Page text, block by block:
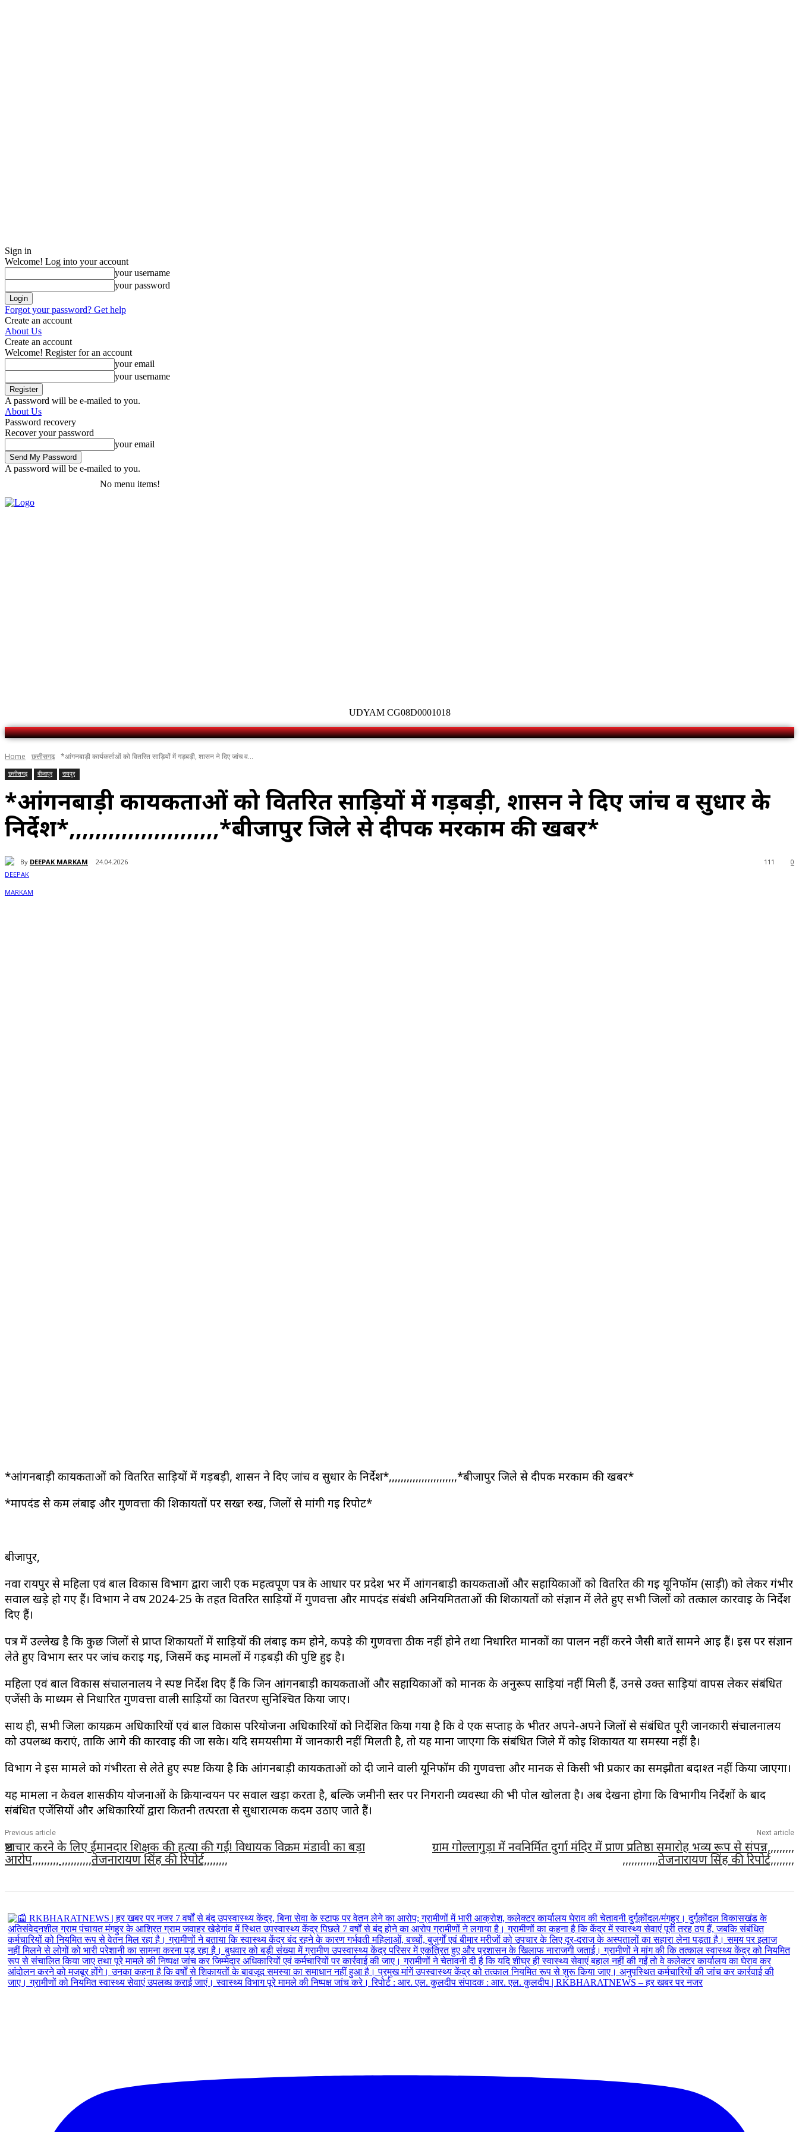
Sign in
Welcome! Log into your account
your username
your password
Forgot your password? Get help
Create an account
About Us
Create an account
Welcome! Register for an account
your email
your username
A password will be e-mailed to you.
About Us
Password recovery
Recover your password
your email
A password will be e-mailed to you.
No menu items!
UDYAM CG08D0001018
No menu items!
Home छत्तीसगढ़ *आंगनबाड़ी कार्यकर्ताओं को वितरित साड़ियों में गड़बड़ी, शासन ने दिए जांच व...
छत्तीसगढ़ बीजापुर रायपुर
*आंगनबाड़ी कार्यकर्ताओं को वितरित साड़ियों में गड़बड़ी, शासन ने दिए जांच व सुधार के
निर्देश*,,,,,,,,,,,,,,,,,,,,,,,*बीजापुर जिले से दीपक मरकाम की खबर*
By DEEPAK MARKAM 24.04.2026 0
111
*आंगनबाड़ी कार्यकर्ताओं को वितरित साड़ियों में गड़बड़ी, शासन ने दिए जांच व सुधार के निर्देश*,,,,,,,,,,,,,,,,,,,,,,,*बीजापुर जिले से दीपक मरकाम की खबर*
*मापदंड से कम लंबाई और गुणवत्ता की शिकायतों पर सख्त रुख, जिलों से मांगी गई रिपोर्ट*
बीजापुर,
नवा रायपुर से महिला एवं बाल विकास विभाग द्वारा जारी एक महत्वपूर्ण पत्र के आधार पर प्रदेश भर में आंगनबाड़ी कार्यकर्ताओं और सहायिकाओं को वितरित की गई यूनिफॉर्म (साड़ी) को लेकर गंभीर
सवाल खड़े हो गए हैं। विभाग ने वर्ष 2024-25 के तहत वितरित साड़ियों में गुणवत्ता और मापदंड संबंधी अनियमितताओं की शिकायतों को संज्ञान में लेते हुए सभी जिलों को तत्काल कार्रवाई के निर्देश
दिए हैं।
पत्र में उल्लेख है कि कुछ जिलों से प्राप्त शिकायतों में साड़ियों की लंबाई कम होने, कपड़े की गुणवत्ता ठीक नहीं होने तथा निर्धारित मानकों का पालन नहीं करने जैसी बातें सामने आई हैं। इस पर संज्ञान
लेते हुए विभाग स्तर पर जांच कराई गई, जिसमें कई मामलों में गड़बड़ी की पुष्टि हुई है।
महिला एवं बाल विकास संचालनालय ने स्पष्ट निर्देश दिए हैं कि जिन आंगनबाड़ी कार्यकर्ताओं और सहायिकाओं को मानक के अनुरूप साड़ियां नहीं मिली हैं, उनसे उक्त साड़ियां वापस लेकर संबंधित
एजेंसी के माध्यम से निर्धारित गुणवत्ता वाली साड़ियों का वितरण सुनिश्चित किया जाए।
साथ ही, सभी जिला कार्यक्रम अधिकारियों एवं बाल विकास परियोजना अधिकारियों को निर्देशित किया गया है कि वे एक सप्ताह के भीतर अपने-अपने जिलों से संबंधित पूरी जानकारी संचालनालय
को उपलब्ध कराएं, ताकि आगे की कार्रवाई की जा सके। यदि समयसीमा में जानकारी नहीं मिलती है, तो यह माना जाएगा कि संबंधित जिले में कोई शिकायत या समस्या नहीं है।
विभाग ने इस मामले को गंभीरता से लेते हुए स्पष्ट किया है कि आंगनबाड़ी कार्यकर्ताओं को दी जाने वाली यूनिफॉर्म की गुणवत्ता और मानक से किसी भी प्रकार का समझौता बर्दाश्त नहीं किया जाएगा।
यह मामला न केवल शासकीय योजनाओं के क्रियान्वयन पर सवाल खड़ा करता है, बल्कि जमीनी स्तर पर निगरानी व्यवस्था की भी पोल खोलता है। अब देखना होगा कि विभागीय निर्देशों के बाद
संबंधित एजेंसियों और अधिकारियों द्वारा कितनी तत्परता से सुधारात्मक कदम उठाए जाते हैं।
Previous article
भ्रष्टाचार करने के लिए ईमानदार शिक्षक की हत्या की गई! विधायक विक्रम मंडावी का बड़ा
आरोप,,,,,,,,, ,,,,,,,,,,तेजनारायण सिंह की रिपोर्ट,,,,,,,,
Next article
ग्राम गोल्लागुड़ा में नवनिर्मित दुर्गा मंदिर में प्राण प्रतिष्ठा समारोह भव्य रूप से संपन्न,,,,,,,,,
,,,,,,,,,,,,तेजनारायण सिंह की रिपोर्ट,,,,,,,,